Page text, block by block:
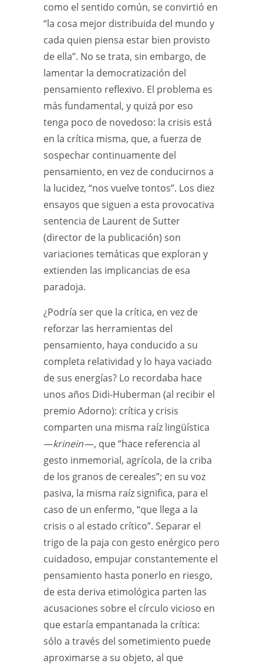
como el sentido común, se convirtió en
“la cosa mejor distribuida del mundo y
cada quien piensa estar bien provisto
de ella”. No se trata, sin embargo, de
lamentar la democratización del
pensamiento reflexivo. El problema es
más fundamental, y quizá por eso
tenga poco de novedoso: la crisis está
en la crítica misma, que, a fuerza de
sospechar continuamente del
pensamiento, en vez de conducirnos a
la lucidez, “nos vuelve tontos”. Los diez
ensayos que siguen a esta provocativa
sentencia de Laurent de Sutter
(director de la publicación) son
variaciones temáticas que exploran y
extienden las implicancias de esa
paradoja.
¿Podría ser que la crítica, en vez de
reforzar las herramientas del
pensamiento, haya conducido a su
completa relatividad y lo haya vaciado
de sus energías? Lo recordaba hace
unos años Didi-Huberman (al recibir el
premio Adorno): crítica y crisis
comparten una misma raíz lingüística
—krinein—, que “hace referencia al
gesto inmemorial, agrícola, de la criba
de los granos de cereales”; en su voz
pasiva, la misma raíz significa, para el
caso de un enfermo, “que llega a la
crisis o al estado crítico”. Separar el
trigo de la paja con gesto enérgico pero
cuidadoso, empujar constantemente el
pensamiento hasta ponerlo en riesgo,
de esta deriva etimológica parten las
acusaciones sobre el círculo vicioso en
que estaría empantanada la crítica:
sólo a través del sometimiento puede
aproximarse a su objeto, al que